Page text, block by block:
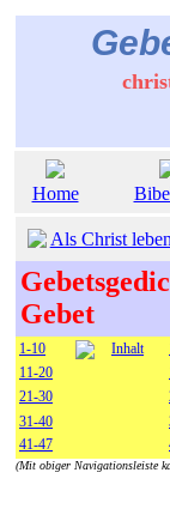
Home
Als Christ leben
Gebet
1-10 Inhalt
11-20
21-30
31-40
41-47
(Mit obiger Navigationsleiste